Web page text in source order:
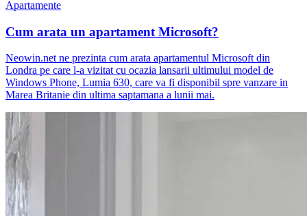
Apartamente
Cum arata un apartament Microsoft?
Neowin.net ne prezinta cum arata apartamentul Microsoft din
Londra pe care l-a vizitat cu ocazia lansarii ultimului model de
Windows Phone, Lumia 630, care va fi disponibil spre vanzare in
Marea Britanie din ultima saptamana a lunii mai.